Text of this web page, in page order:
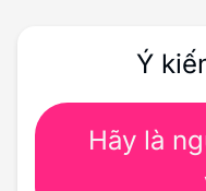
Ý
Hãy là